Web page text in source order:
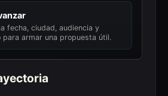
fecha, ciudad, audiencia y
para armar una propuesta útil.